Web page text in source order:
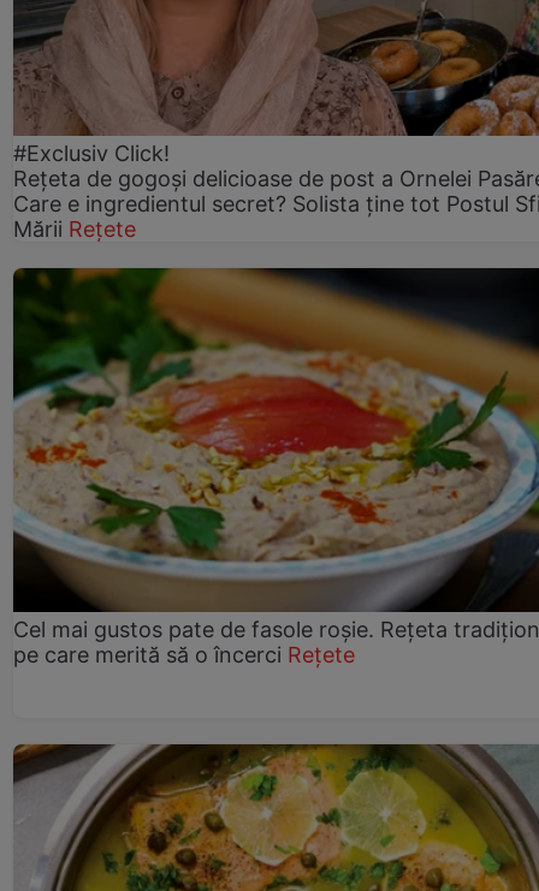
#Exclusiv Click!
Rețeta de gogoşi delicioase de post a Ornelei
Care e ingredientul secret? Solista ține tot Postul
Mării Rețete
Cel mai gustos pate de fasole roșie. Rețeta
pe care merită să o încerci Rețete